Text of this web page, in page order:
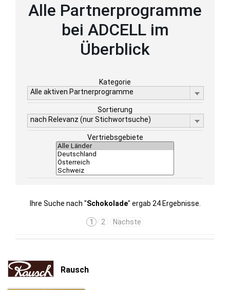
Alle Partnerprogramme
bei ADCELL im
Überblick
Kategorie
Alle aktiven Partnerprogramme
Sortierung
nach Relevanz (nur Stichwortsuche)
Vertriebsgebiete
Ihre Suche nach "Schokolade" ergab 24 Ergebnisse.
1 2 Nächste
Rausch